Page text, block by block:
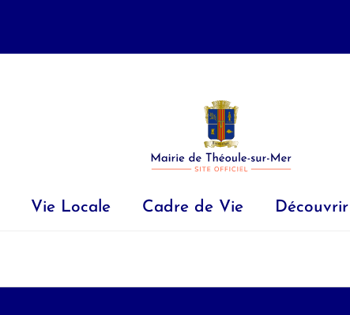
Vie Locale Cadre de Vie Découvrir